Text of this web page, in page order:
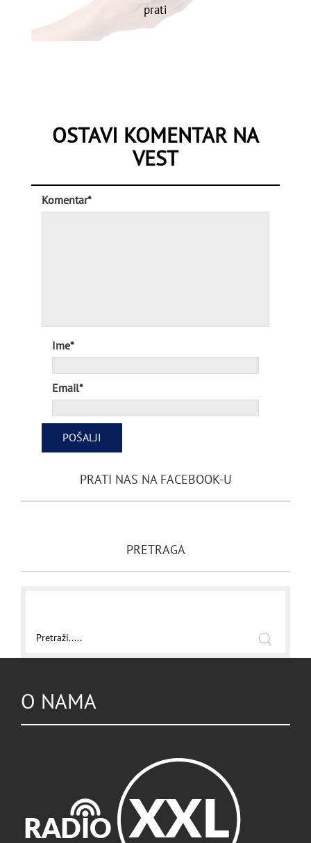
prati
OSTAVI KOMENTAR NA
VEST
Komentar*
Ime*
Email*
PRATI NAS NA FACEBOOK-U
PRETRAGA
O NAMA